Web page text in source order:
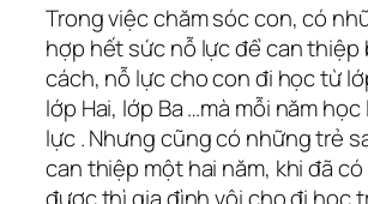
Trong việc chăm sóc con, có
hợp hết sức nỗ lực để can thiệp
cách, nỗ lực cho con đi học từ
lớp Hai, lớp Ba …mà mỗi năm
lực . Nhưng cũng có những trẻ
can thiệp một hai năm, khi đã